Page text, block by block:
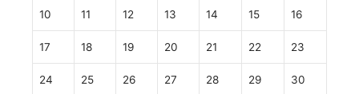
10 11 12 13 14 15 16
17 18 19 20 21 22 23
24 25 26 27 28 29 30